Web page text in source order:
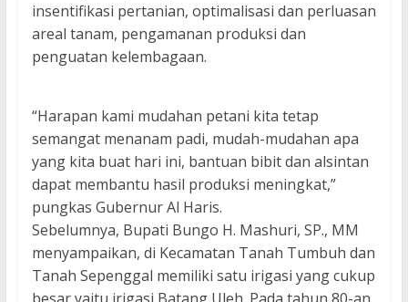
insentifikasi pertanian, optimalisasi dan perluasan
areal tanam, pengamanan produksi dan
penguatan kelembagaan.
“Harapan kami mudahan petani kita tetap
semangat menanam padi, mudah-mudahan apa
yang kita buat hari ini, bantuan bibit dan alsintan
dapat membantu hasil produksi meningkat,”
pungkas Gubernur Al Haris.
Sebelumnya, Bupati Bungo H. Mashuri, SP., MM
menyampaikan, di Kecamatan Tanah Tumbuh dan
Tanah Sepenggal memiliki satu irigasi yang cukup